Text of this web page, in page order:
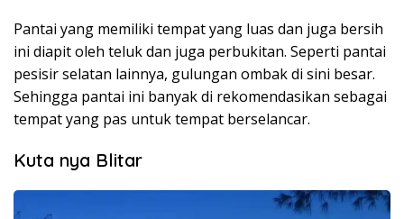
Pantai yang memiliki tempat yang luas dan juga bersih
ini diapit oleh teluk dan juga perbukitan. Seperti pantai
pesisir selatan lainnya, gulungan ombak di sini besar.
Sehingga pantai ini banyak di rekomendasikan sebagai
tempat yang pas untuk tempat berselancar.
Kuta nya Blitar